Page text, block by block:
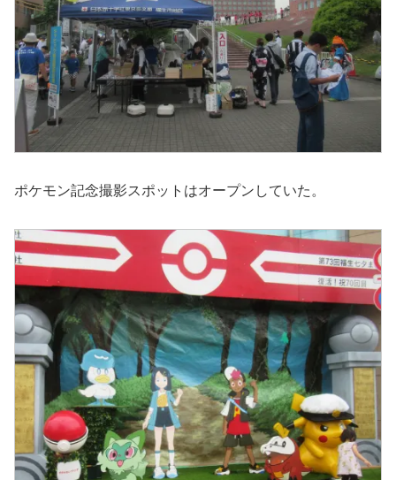
ポケモン記念撮影スポットはオープンしていた。